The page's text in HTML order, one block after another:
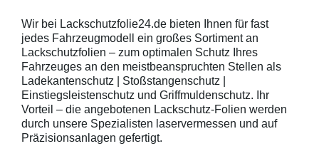
kontaktieren Sie uns bitte
telefonisch. Lieferumfang
transparente Lackschutzfolie 5
Stück Lackschutzpads für 5
Griffmulden / Griffschalen
Merkmale Spezielle Vinylfolie mit
bestmöglichem Schutz gegen
Kratzer und Abrieb Bestens
geeignet zum Schutz von
Fahrzeugkarosserien gegen
mechanische Einwirkung am
Folie mit
beigelegter
diese danach
anstreichen -
Lackschutzfolie
heraus in alle
ausstreichen.
kontaktieren
telefonisch.
Wir bei Lackschutzfolie24.de bieten Ihnen für fast
jedes Fahrzeugmodell ein großes Sortiment an
Lackschutzfolien – zum optimalen Schutz Ihres
Fahrzeuges an den meistbeanspruchten Stellen als
Ladekantenschutz | Stoßstangenschutz |
Einstiegsleistenschutz und Griffmuldenschutz. Ihr
Vorteil – die angebotenen Lackschutz-Folien werden
durch unsere Spezialisten laservermessen und auf
Präzisionsanlagen gefertigt.